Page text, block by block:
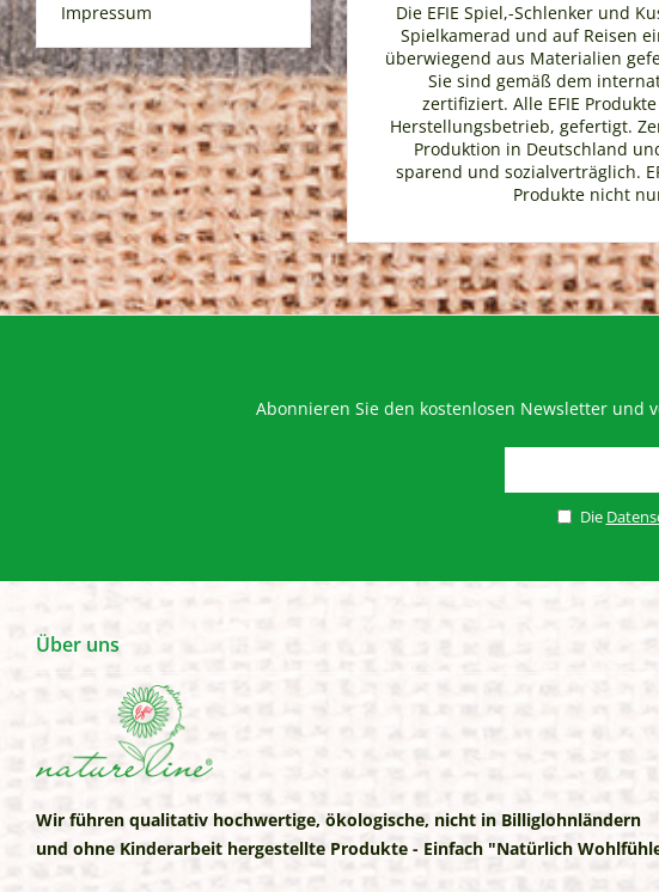
Impressum
Die EFIE Spiel,-Schlenker und
Spielkamerad und auf Reisen
überwiegend aus Materialien
Sie sind gemäß dem
zertifiziert. Alle EFIE
Herstellungsbetrieb, gefertigt.
Produktion in Deutschland
sparend und sozialverträglich.
Produkte nicht
Abonnieren Sie den kostenlosen Newsletter und
Die
Über uns
Wir führen qualitativ hochwertige, ökologische, nicht in Billiglohnländern
und ohne Kinderarbeit hergestellte Produkte - Einfach "Natürlich